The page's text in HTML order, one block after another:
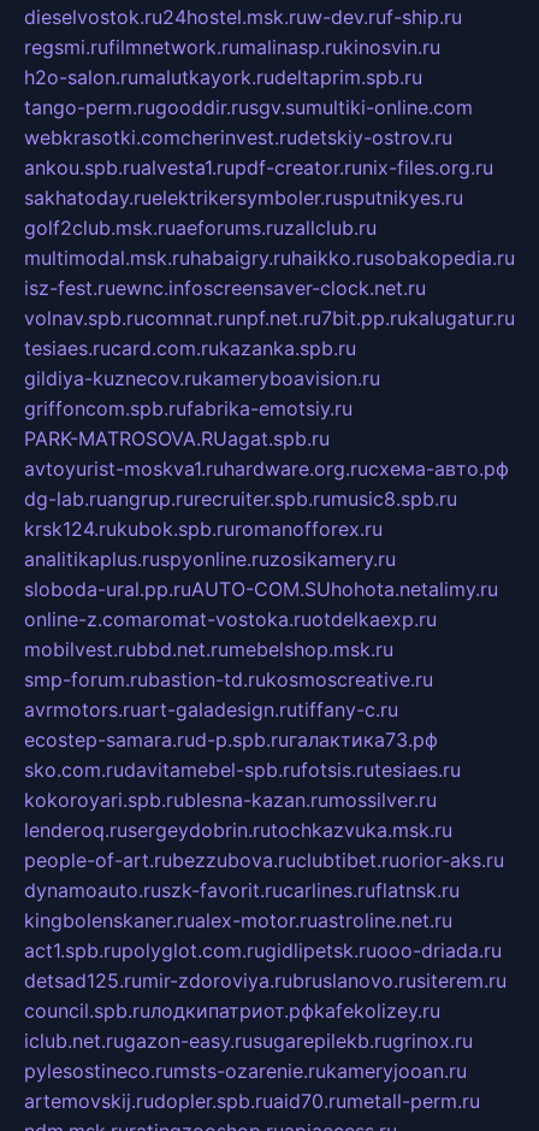
dieselvostok.ru24hostel.msk.ruw-dev.ruf-ship.ru
regsmi.rufilmnetwork.rumalinasp.rukinosvin.ru
h2o-salon.rumalutkayork.rudeltaprim.spb.ru
tango-perm.rugooddir.rusgv.sumultiki-online.com
webkrasotki.comcherinvest.rudetskiy-ostrov.ru
ankou.spb.rualvesta1.rupdf-creator.runix-files.org.ru
sakhatoday.ruelektrikersymboler.rusputnikyes.ru
golf2club.msk.ruaeforums.ruzallclub.ru
multimodal.msk.ruhabaigry.ruhaikko.rusobakopedia.ru
isz-fest.ruewnc.infoscreensaver-clock.net.ru
volnav.spb.rucomnat.runpf.net.ru7bit.pp.rukalugatur.ru
tesiaes.rucard.com.rukazanka.spb.ru
gildiya-kuznecov.rukameryboavision.ru
griffoncom.spb.rufabrika-emotsiy.ru
PARK-MATROSOVA.RUagat.spb.ru
avtoyurist-moskva1.ruhardware.org.ruсхема-авто.рф
dg-lab.ruangrup.rurecruiter.spb.rumusic8.spb.ru
krsk124.rukubok.spb.ruromanofforex.ru
analitikaplus.ruspyonline.ruzosikamery.ru
sloboda-ural.pp.ruAUTO-COM.SUhohota.netalimy.ru
online-z.comaromat-vostoka.ruotdelkaexp.ru
mobilvest.rubbd.net.rumebelshop.msk.ru
smp-forum.rubastion-td.rukosmoscreative.ru
avrmotors.ruart-galadesign.rutiffany-c.ru
ecostep-samara.rud-p.spb.ruгалактика73.рф
sko.com.rudavitamebel-spb.rufotsis.rutesiaes.ru
kokoroyari.spb.rublesna-kazan.rumossilver.ru
lenderoq.rusergeydobrin.rutochkazvuka.msk.ru
people-of-art.rubezzubova.ruclubtibet.ruorior-aks.ru
dynamoauto.ruszk-favorit.rucarlines.ruflatnsk.ru
kingbolenskaner.rualex-motor.ruastroline.net.ru
act1.spb.rupolyglot.com.rugidlipetsk.ruooo-driada.ru
detsad125.rumir-zdoroviya.rubruslanovo.rusiterem.ru
council.spb.ruлодкипатриот.рфkafekolizey.ru
iclub.net.rugazon-easy.rusugarepilekb.rugrinox.ru
pylesostineco.rumsts-ozarenie.rukameryjooan.ru
artemovskij.rudopler.spb.ruaid70.rumetall-perm.ru